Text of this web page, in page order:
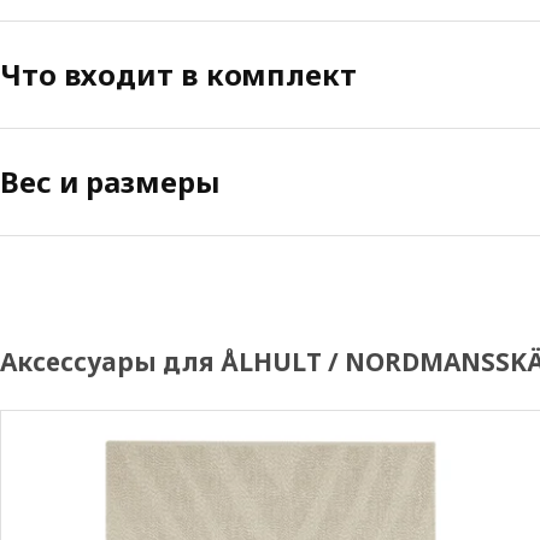
Что входит в комплект
Вес и размеры
Аксессуары для ÅLHULT /